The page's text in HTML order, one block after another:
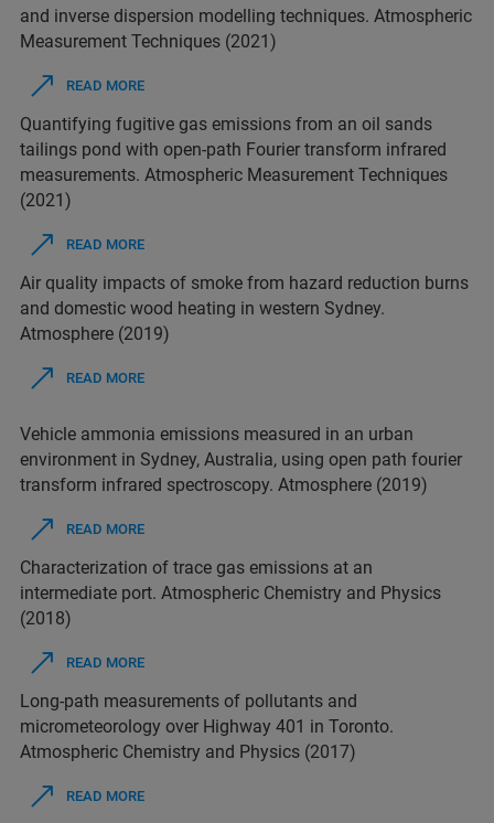
and inverse dispersion modelling techniques. Atmospheric
Measurement Techniques (2021)
READ MORE
Quantifying fugitive gas emissions from an oil sands
tailings pond with open-path Fourier transform infrared
measurements. Atmospheric Measurement Techniques
(2021)
READ MORE
Air quality impacts of smoke from hazard reduction burns
and domestic wood heating in western Sydney.
Atmosphere (2019)
READ MORE
Vehicle ammonia emissions measured in an urban
environment in Sydney, Australia, using open path fourier
transform infrared spectroscopy. Atmosphere (2019)
READ MORE
Characterization of trace gas emissions at an
intermediate port. Atmospheric Chemistry and Physics
(2018)
READ MORE
Long-path measurements of pollutants and
micrometeorology over Highway 401 in Toronto.
Atmospheric Chemistry and Physics (2017)
READ MORE